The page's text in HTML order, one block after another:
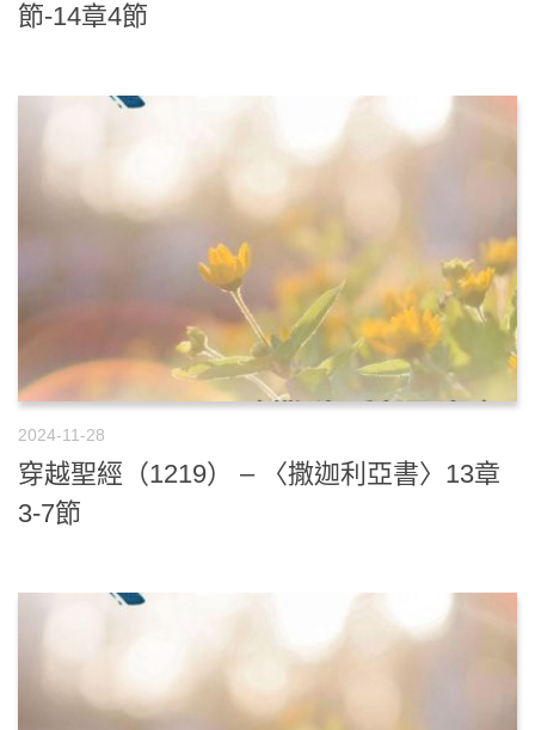
節-14章4節
2024-11-28
穿越聖經（1219） – 〈撒迦利亞書〉13章
3-7節